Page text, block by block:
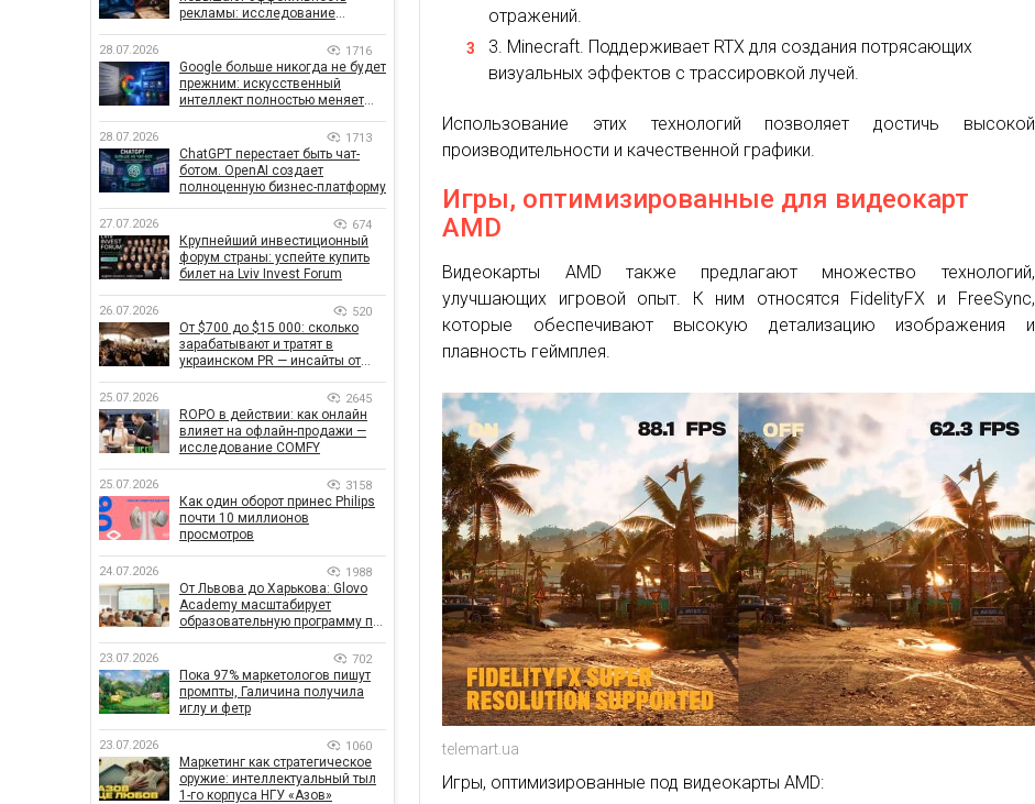
отражений.
Minecraft. Поддерживает RTX для создания потрясающих
визуальных эффектов с трассировкой лучей.
Использование этих технологий позволяет достичь высокой
производительности и качественной графики.
Игры, оптимизированные для видеокарт
AMD
Видеокарты AMD также предлагают множество технологий,
улучшающих игровой опыт. К ним относятся FidelityFX и FreeSync,
которые обеспечивают высокую детализацию изображения и
плавность геймплея.
telemart.ua
Игры, оптимизированные под видеокарты AMD:
рекламы: исследование
влияет на эффективность
кампаний
28.07.2026 1716
Google больше никогда не будет
прежним: искусственный
интеллект полностью меняет
28.07.2026 1713
ChatGPT перестает быть чат-
ботом. OpenAI создает
полноценную бизнес-платформу
27.07.2026 674
Крупнейший инвестиционный
форум страны: успейте купить
билет на Lviv Invest Forum
26.07.2026 520
От $700 до $15 000: сколько
зарабатывают и тратят в
украинском PR — инсайты от
25.07.2026 2645
ROPO в действии: как онлайн
влияет на офлайн-продажи —
исследование COMFY
25.07.2026 3158
Как один оборот принес Philips
почти 10 миллионов
просмотров
24.07.2026 1988
От Львова до Харькова: Glovo
Academy масштабирует
образовательную программу по
23.07.2026 702
Пока 97% маркетологов пишут
промпты, Галичина получила
иглу и фетр
23.07.2026 1060
Маркетинг как стратегическое
оружие: интеллектуальный тыл
1-го корпуса НГУ «Азов»